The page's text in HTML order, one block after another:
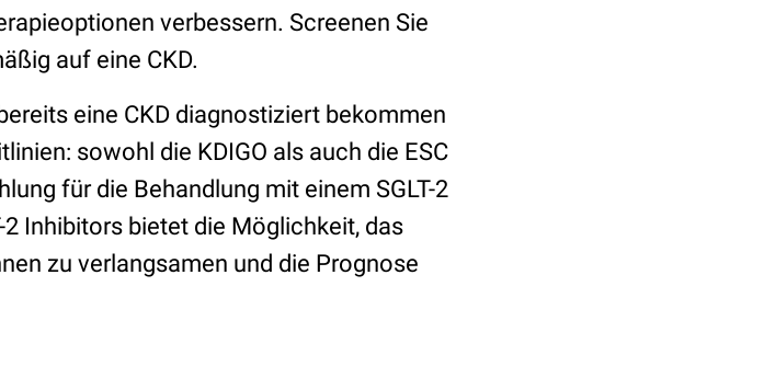
verbessern. Screenen Sie
auf eine CKD.
eine CKD diagnostiziert bekommen
sowohl die KDIGO als auch die ESC
für die Behandlung mit einem SGLT-2
2 Inhibitors bietet die Möglichkeit, das
zu verlangsamen und die Prognose